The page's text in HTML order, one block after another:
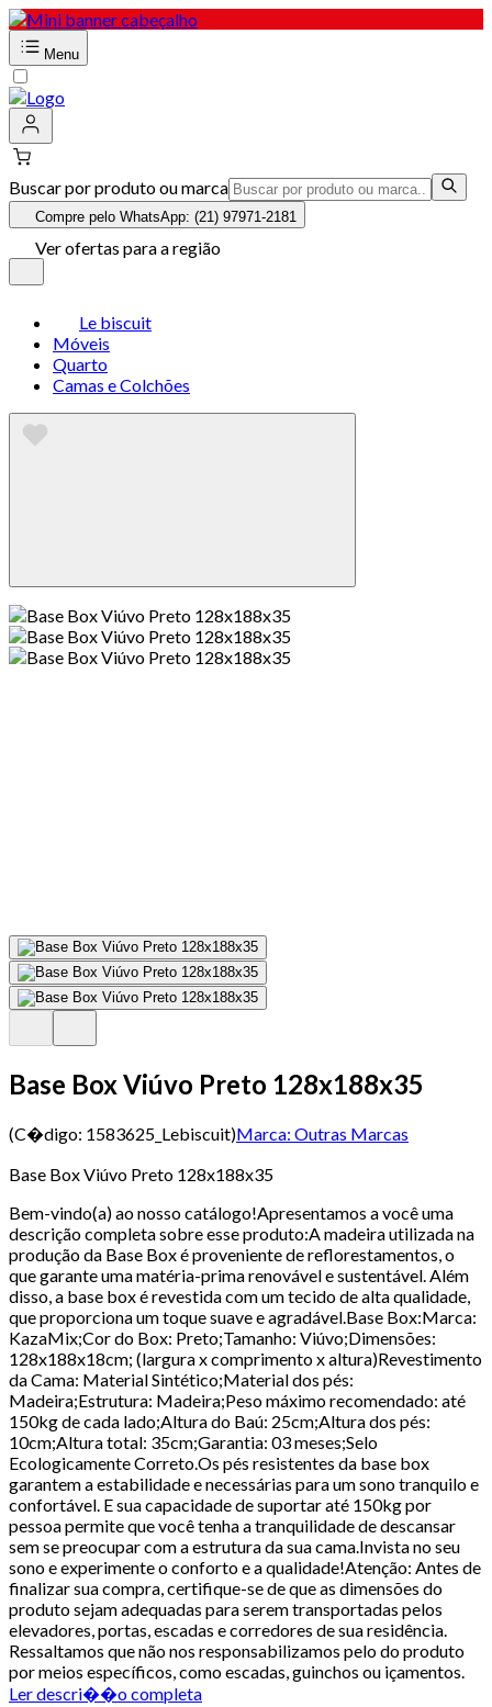
Menu
Buscar por produto ou marca
Compre pelo WhatsApp: (21) 97971-2181
Ver ofertas para a região
Le biscuit
Móveis
Quarto
Camas e Colchões
Base Box Viúvo Preto 128x188x35
(C�digo: 1583625_Lebiscuit)Marca: Outras Marcas
Base Box Viúvo Preto 128x188x35
Bem-vindo(a) ao nosso catálogo!Apresentamos a você uma
descrição completa sobre esse produto:A madeira utilizada na
produção da Base Box é proveniente de reflorestamentos, o
que garante uma matéria-prima renovável e sustentável. Além
disso, a base box é revestida com um tecido de alta qualidade,
que proporciona um toque suave e agradável.Base Box:Marca:
KazaMix;Cor do Box: Preto;Tamanho: Viúvo;Dimensões:
128x188x18cm; (largura x comprimento x altura)Revestimento
da Cama: Material Sintético;Material dos pés:
Madeira;Estrutura: Madeira;Peso máximo recomendado: até
150kg de cada lado;Altura do Baú: 25cm;Altura dos pés:
10cm;Altura total: 35cm;Garantia: 03 meses;Selo
Ecologicamente Correto.Os pés resistentes da base box
garantem a estabilidade e necessárias para um sono tranquilo e
confortável. E sua capacidade de suportar até 150kg por
pessoa permite que você tenha a tranquilidade de descansar
sem se preocupar com a estrutura da sua cama.Invista no seu
sono e experimente o conforto e a qualidade!Atenção: Antes de
finalizar sua compra, certifique-se de que as dimensões do
produto sejam adequadas para serem transportadas pelos
elevadores, portas, escadas e corredores de sua residência.
Ressaltamos que não nos responsabilizamos pelo do produto
por meios específicos, como escadas, guinchos ou içamentos.
Ler descri��o completa